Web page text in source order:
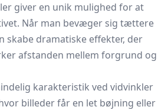
giver en unik mulighed for at
Når man bevæger sig tættere
skabe dramatiske effekter, der
afstanden mellem forgrund og
karakteristik ved vidvinkler
billeder får en let bøjning eller